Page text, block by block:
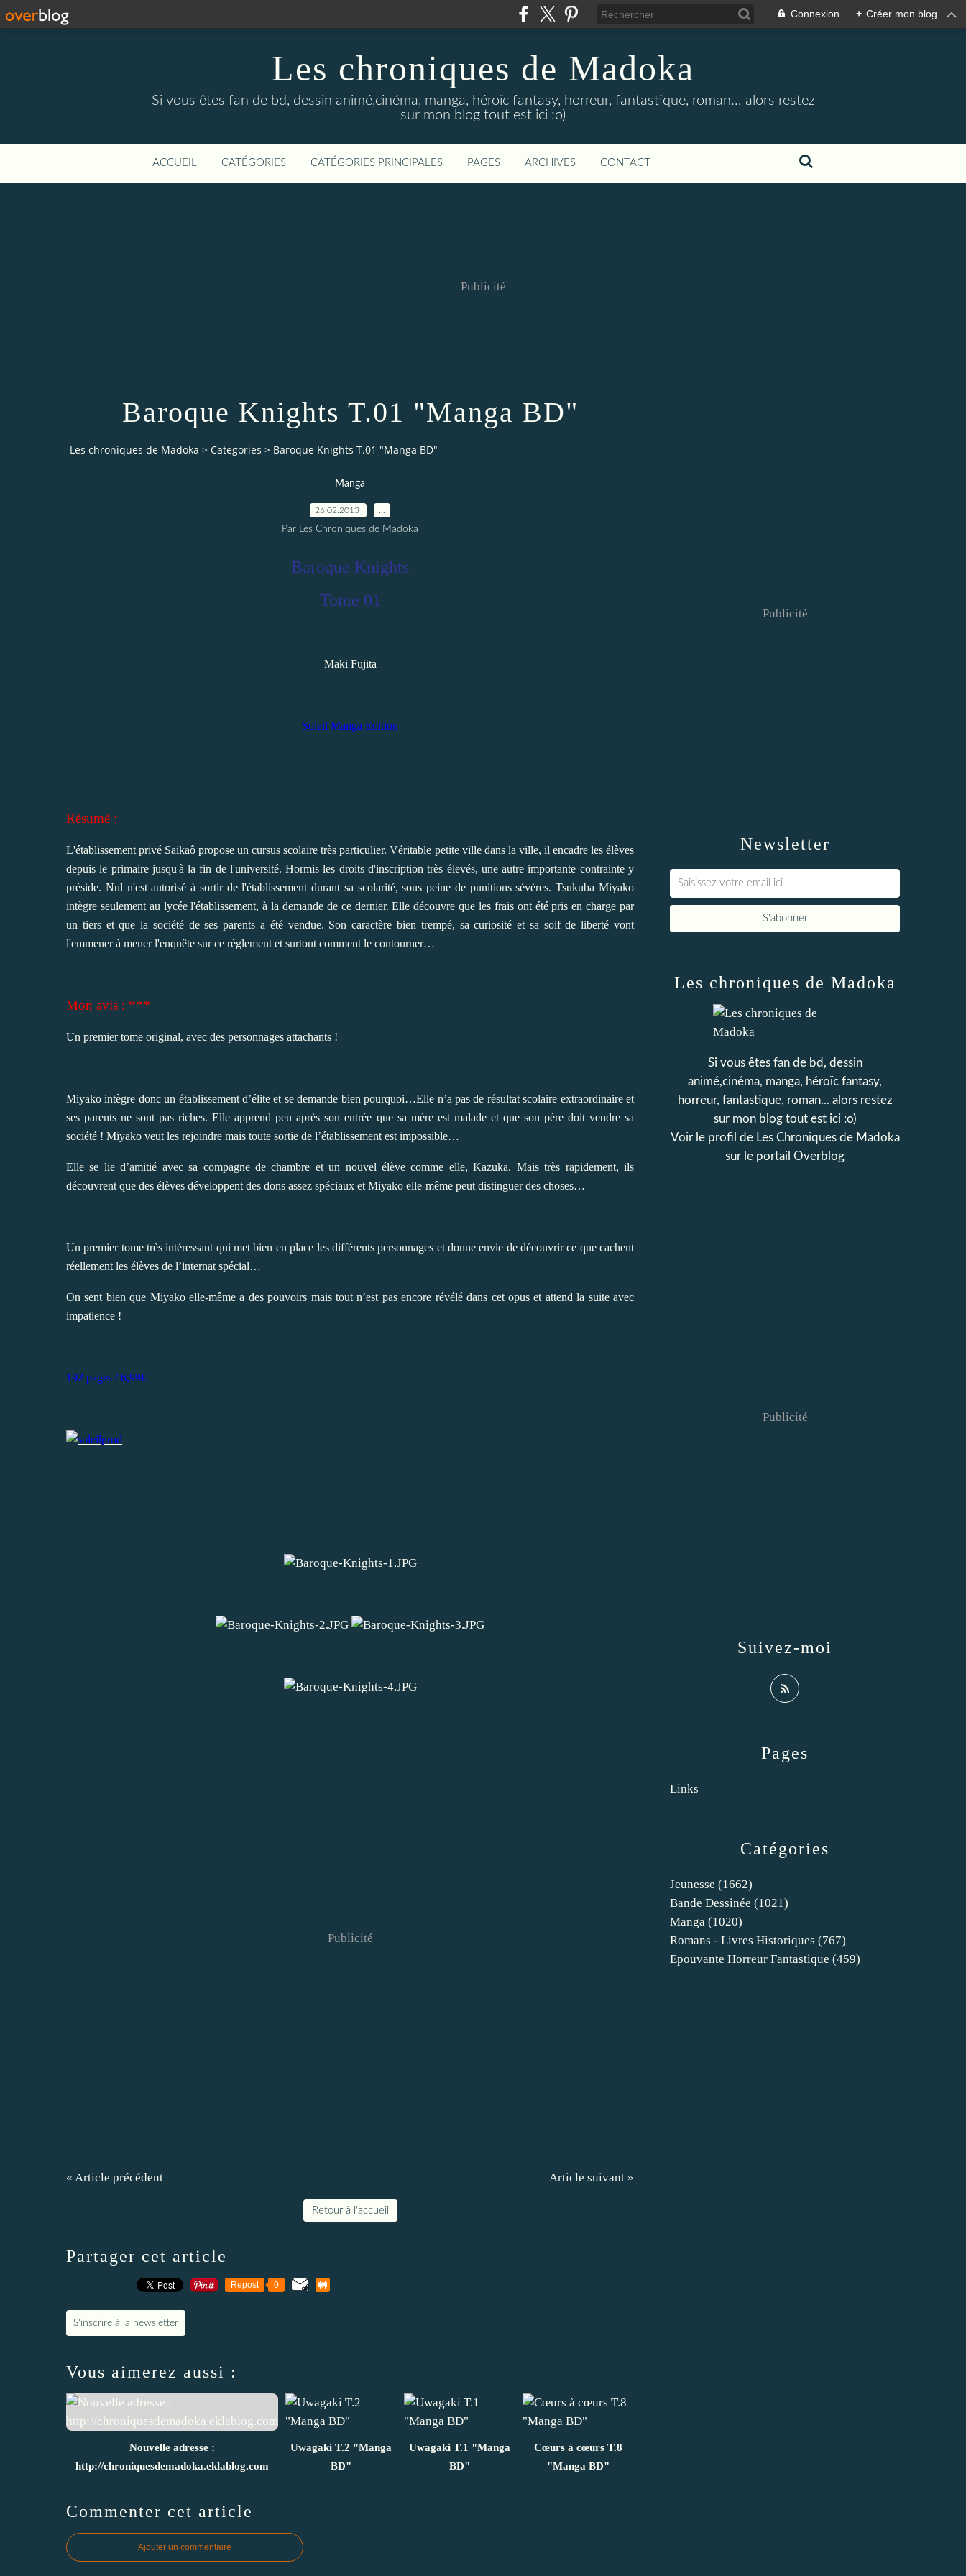
Connexion + Créer mon blog
Les chroniques de Madoka
Si vous êtes fan de bd, dessin animé,cinéma, manga, héroïc fantasy, horreur, fantastique, roman... alors restez
sur mon blog tout est ici :o)
ACCUEIL CATÉGORIES CATÉGORIES PRINCIPALES PAGES ARCHIVES CONTACT
Publicité
Baroque Knights T.01 "Manga BD"
Les chroniques de Madoka > Categories > Baroque Knights T.01 "Manga BD"
Manga
26.02.2013
Par Les Chroniques de Madoka
Baroque Knights
Tome 01
Maki Fujita
Soleil Manga Edition
Résumé :
L'établissement privé Saikaô propose un cursus scolaire très particulier. Véritable petite ville dans la ville, il encadre les élèves
depuis le primaire jusqu'à la fin de l'université. Hormis les droits d'inscription très élevés, une autre importante contrainte y
préside. Nul n'est autorisé à sortir de l'établissement durant sa scolarité, sous peine de punitions sévères. Tsukuba Miyako
intègre seulement au lycée l'établissement, à la demande de ce dernier. Elle découvre que les frais ont été pris en charge par
un tiers et que la société de ses parents a été vendue. Son caractère bien trempé, sa curiosité et sa soif de liberté vont
l'emmener à mener l'enquête sur ce règlement et surtout comment le contourner…
Mon avis : ***
Un premier tome original, avec des personnages attachants !
Miyako intègre donc un établissement d’élite et se demande bien pourquoi…Elle n’a pas de résultat scolaire extraordinaire et
ses parents ne sont pas riches. Elle apprend peu après son entrée que sa mère est malade et que son père doit vendre sa
société ! Miyako veut les rejoindre mais toute sortie de l’établissement est impossible…
Elle se lie d’amitié avec sa compagne de chambre et un nouvel élève comme elle, Kazuka. Mais très rapidement, ils
découvrent que des élèves développent des dons assez spéciaux et Miyako elle-même peut distinguer des choses…
Un premier tome très intéressant qui met bien en place les différents personnages et donne envie de découvrir ce que cachent
réellement les élèves de l’internat spécial…
On sent bien que Miyako elle-même a des pouvoirs mais tout n’est pas encore révélé dans cet opus et attend la suite avec
impatience !
192 pages / 6,99€
Publicité
« Article précédent Article suivant »
Retour à l'accueil
Partager cet article
Repost 0
S'inscrire à la newsletter
Vous aimerez aussi :
Nouvelle adresse :
http://chroniquesdemadoka.eklablog.com
Uwagaki T.2 "Manga
BD"
Uwagaki T.1 "Manga
BD"
Cœurs à cœurs T.8
"Manga BD"
Commenter cet article
Ajouter un commentaire
Newsletter
Publicité
Catégories
Jeunesse (1662)
Bande Dessinée (1021)
Manga (1020)
Romans - Livres Historiques (767)
Epouvante Horreur Fantastique (459)
Pages
Links
Les chroniques de Madoka
Si vous êtes fan de bd, dessin
animé,cinéma, manga, héroïc fantasy,
horreur, fantastique, roman... alors restez
sur mon blog tout est ici :o)
Voir le profil de Les Chroniques de Madoka
sur le portail Overblog
Suivez-moi
Publicité